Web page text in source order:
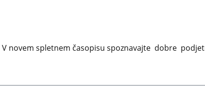
V novem spletnem časopisu spoznavajte dobre